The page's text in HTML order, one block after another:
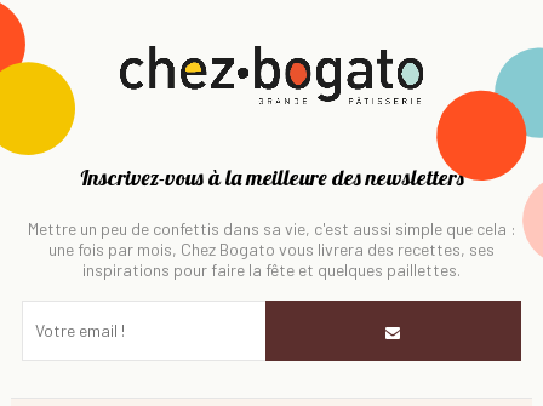
Inscrivez-vous à la meilleure des newsletters
Mettre un peu de confettis dans sa vie, c'est aussi simple que cela :
une fois par mois, Chez Bogato vous livrera des recettes, ses
inspirations pour faire la fête et quelques paillettes.